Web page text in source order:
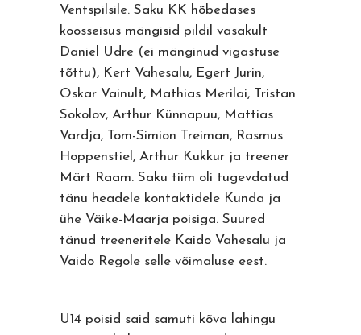
Ventspilsile. Saku KK hõbedases
koosseisus mängisid pildil vasakult
Daniel Udre (ei mänginud vigastuse
tõttu), Kert Vahesalu, Egert Jurin,
Oskar Vainult, Mathias Merilai, Tristan
Sokolov, Arthur Künnapuu, Mattias
Vardja, Tom-Simion Treiman, Rasmus
Hoppenstiel, Arthur Kukkur ja treener
Märt Raam. Saku tiim oli tugevdatud
tänu headele kontaktidele Kunda ja
ühe Väike-Maarja poisiga. Suured
tänud treeneritele Kaido Vahesalu ja
Vaido Regole selle võimaluse eest.
U14 poisid said samuti kõva lahingu